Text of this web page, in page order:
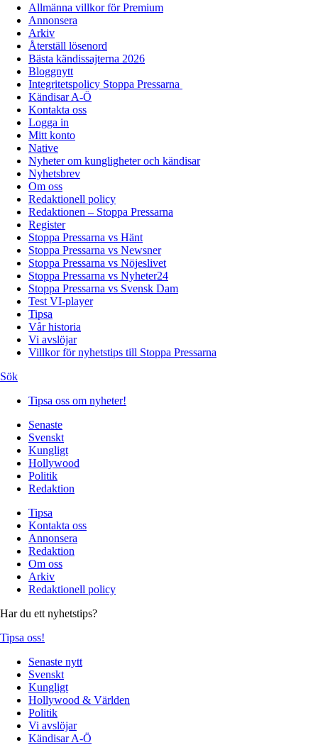
Allmänna villkor för Premium
Annonsera
Arkiv
Återställ lösenord
Bästa kändissajterna 2026
Bloggnytt
Integritetspolicy Stoppa Pressarna
Kändisar A-Ö
Kontakta oss
Logga in
Mitt konto
Native
Nyheter om kungligheter och kändisar
Nyhetsbrev
Om oss
Redaktionell policy
Redaktionen – Stoppa Pressarna
Register
Stoppa Pressarna vs Hänt
Stoppa Pressarna vs Newsner
Stoppa Pressarna vs Nöjeslivet
Stoppa Pressarna vs Nyheter24
Stoppa Pressarna vs Svensk Dam
Test VI-player
Tipsa
Vår historia
Vi avslöjar
Villkor för nyhetstips till Stoppa Pressarna
Sök
Tipsa oss om nyheter!
Senaste
Svenskt
Kungligt
Hollywood
Politik
Redaktion
Tipsa
Kontakta oss
Annonsera
Redaktion
Om oss
Arkiv
Redaktionell policy
Har du ett nyhetstips?
Tipsa oss!
Senaste nytt
Svenskt
Kungligt
Hollywood & Världen
Politik
Vi avslöjar
Kändisar A-Ö